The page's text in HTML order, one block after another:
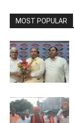
MOST POPULAR